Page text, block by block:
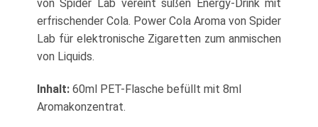
von Spider Lab vereint süßen Energy-Drink mit
erfrischender Cola. Power Cola Aroma von Spider
Lab für elektronische Zigaretten zum anmischen
von Liquids.
Inhalt:60ml PET-Flasche befüllt mit 8ml
Aromakonzentrat.